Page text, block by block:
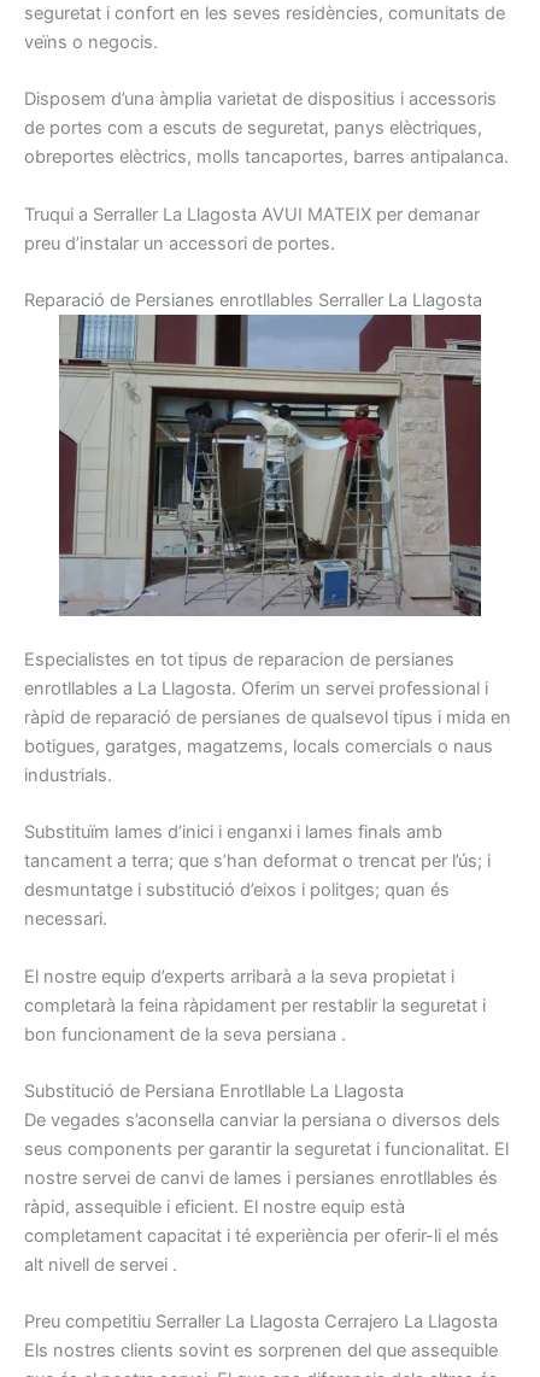
seguretat i confort en les seves residències, comunitats de
veïns o negocis.
Disposem d’una àmplia varietat de dispositius i accessoris
de portes com a escuts de seguretat, panys elèctriques,
obreportes elèctrics, molls tancaportes, barres antipalanca.
Truqui a Serraller La Llagosta AVUI MATEIX per demanar
preu d’instalar un accessori de portes.
Reparació de Persianes enrotllables Serraller La Llagosta
Especialistes en tot tipus de reparacion de persianes
enrotllables a La Llagosta. Oferim un servei professional i
ràpid de reparació de persianes de qualsevol tipus i mida en
botigues, garatges, magatzems, locals comercials o naus
industrials.
Substituïm lames d’inici i enganxi i lames finals amb
tancament a terra; que s’han deformat o trencat per l’ús; i
desmuntatge i substitució d’eixos i politges; quan és
necessari.
El nostre equip d’experts arribarà a la seva propietat i
completarà la feina ràpidament per restablir la seguretat i
bon funcionament de la seva persiana .
Substitució de Persiana Enrotllable La Llagosta
De vegades s’aconsella canviar la persiana o diversos dels
seus components per garantir la seguretat i funcionalitat. El
nostre servei de canvi de lames i persianes enrotllables és
ràpid, assequible i eficient. El nostre equip està
completament capacitat i té experiència per oferir-li el més
alt nivell de servei .
Preu competitiu Serraller La Llagosta Cerrajero La Llagosta
Els nostres clients sovint es sorprenen del que assequible